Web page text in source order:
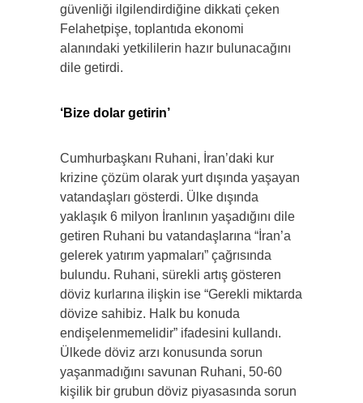
güvenliği ilgilendirdiğine dikkati çeken
Felahetpişe, toplantıda ekonomi
alanındaki yetkililerin hazır bulunacağını
dile getirdi.
‘Bize dolar getirin’
Cumhurbaşkanı Ruhani, İran’daki kur
krizine çözüm olarak yurt dışında yaşayan
vatandaşları gösterdi. Ülke dışında
yaklaşık 6 milyon İranlının yaşadığını dile
getiren Ruhani bu vatandaşlarına “İran’a
gelerek yatırım yapmaları” çağrısında
bulundu. Ruhani, sürekli artış gösteren
döviz kurlarına ilişkin ise “Gerekli miktarda
dövize sahibiz. Halk bu konuda
endişelenmemelidir” ifadesini kullandı.
Ülkede döviz arzı konusunda sorun
yaşanmadığını savunan Ruhani, 50-60
kişilik bir grubun döviz piyasasında sorun